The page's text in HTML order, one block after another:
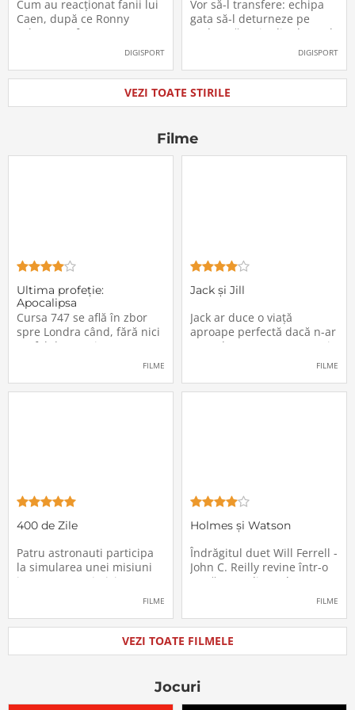
oficial la FCSB
Cum au reacționat fanii lui
Caen, după ce Ronny
Labonne a fost prezentat
DIGISPORT
către Juventus!
Vor să-l transfere: echipa
gata să-l deturneze pe
Radu Drăgușin din drumul
DIGISPORT
VEZI TOATE STIRILE
Filme
Ultima profeţie:
Apocalipsa
Cursa 747 se află în zbor
spre Londra când, fără nici
un fel de avertisment,
pasagerii încep să dispară
locurile lor. Teroarea și
FILME
Jack și Jill
Jack ar duce o viață
aproape perfectă dacă n-ar
avea de suportat o excepție
sărbători - sora lui
FILME
400 de Zile
Patru astronauti participa
la simularea unei misiuni
in care sunt trimisi pe o
psihologice pe care le are
calatoria in spatiu. Starea
mentala a astronautilor
FILME
Holmes și Watson
Îndrăgitul duet Will Ferrell -
John C. Reilly revine într-o
nouă comedie: Holmes &
Watson, povestea super-
Holmes și a asistentului
său, dr. Watson, inspirată
de romanul best-seller al
De data
FILME
VEZI TOATE FILMELE
Jocuri